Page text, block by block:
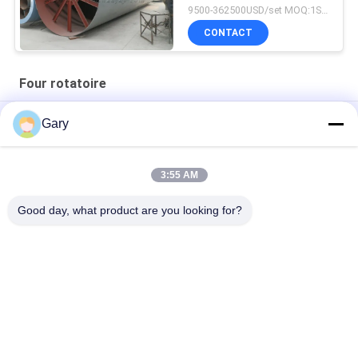
CONTACT
Four rotatoire
Incinérateur de déchets biomédicaux personnalisable pour un
traitement efficace des déchets
Gary
3:55 AM
Good day, what product are you looking for?